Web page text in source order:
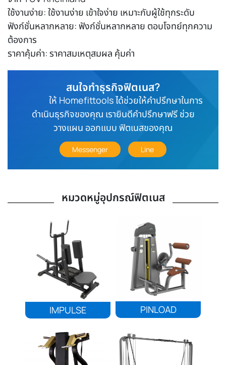
ใช้งานง่าย: ใช้งานง่าย เข้าใจง่าย เหมาะกับผู้ใช้ทุกระดับ
ฟังก์ชั่นหลากหลาย: ฟังก์ชั่นหลากหลาย ตอบโจทย์ทุกความ
ต้องการ
ราคาคุ้มค่า: ราคาสมเหตุสมผล คุ้มค่า
สนใจทำธุรกิจฟิตเนส?
ให้ Homefittools ได้ช่วยให้คำปรึกษาในการ
ดำเนินธุรกิจของคุณ เรายินดีคำปรึกษาฟรี ช่วย
วางแผน ออกเเบบ ฟิตเนสของคุณ
Messenger Line
หมวดหมู่อุปกรณ์ฟิตเนส
IMPULSE PINLOAD